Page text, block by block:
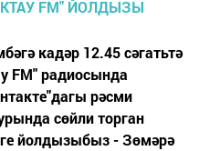
кадәр 12.45 сәгатьтә
FM" радиосында
рәсми
сөйли торган
йолдызыбыз - Зөмәрә